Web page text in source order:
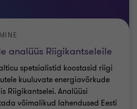
analüüs Riigikantseleile
spetsialistid koostasid riigi
kuuluvate energiavõrkude
Riigikantselei. Analüüsi
võimalikud lahendused Eesti